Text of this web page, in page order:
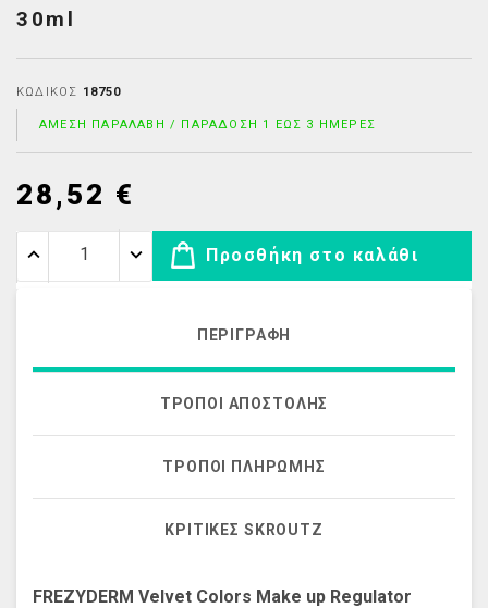
30ml
ΚΩΔΙΚΌΣ 18750
ΆΜΕΣΗ ΠΑΡΑΛΑΒΉ / ΠΑΡΆΔΟΣΗ 1 ΈΩΣ 3 ΗΜΈΡΕΣ
28,52 €
Προσθήκη στο καλάθι
ΠΕΡΙΓΡΑΦΉ
ΤΡΌΠΟΙ ΑΠΟΣΤΟΛΉΣ
ΤΡΌΠΟΙ ΠΛΗΡΩΜΉΣ
ΚΡΙΤΙΚΈΣ SKROUTZ
FREZYDERM Velvet Colors Make up Regulator